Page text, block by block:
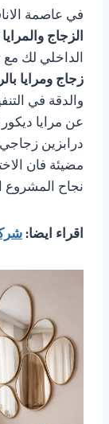
في عاصمة
الزجاج والمرايا
الداخلي لك مع
زجاج ومرايا
والدقة في
عن مرايا
درابزين
مضيئة فان
نجاح
اقراء ايضا: